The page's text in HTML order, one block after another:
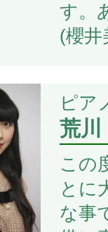
す。
(櫻井
ピア
荒
この
とに
な事